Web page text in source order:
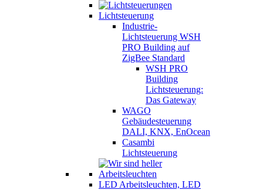
Lichtsteuerung
Industrie-
Lichtsteuerung WSH
PRO Building auf
ZigBee Standard
WSH PRO
Building
Lichtsteuerung:
Das Gateway
WAGO
Gebäudesteuerung
DALI, KNX, EnOcean
Casambi
Lichtsteuerung
LED Arbeitsleuchten, LED